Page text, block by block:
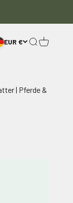
EUR € SucheWarenkorb
| Pferde &